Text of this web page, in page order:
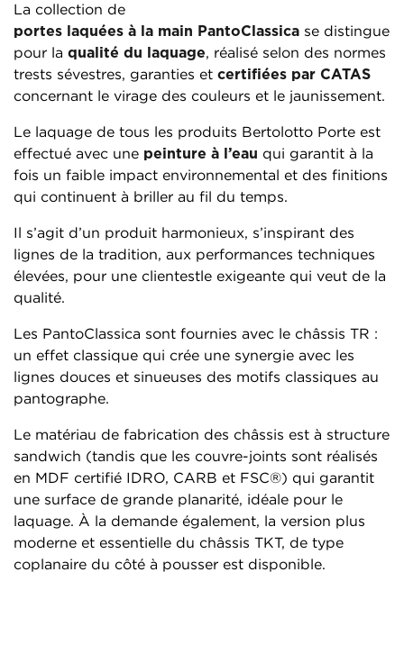
La collection de
portes laquées à la main PantoClassica se distingue
pour la qualité du laquage, réalisé selon des normes
trests sévestres, garanties et certifiées par CATAS
concernant le virage des couleurs et le jaunissement.
Le laquage de tous les produits Bertolotto Porte est
effectué avec une peinture à l’eau qui garantit à la
fois un faible impact environnemental et des finitions
qui continuent à briller au fil du temps.
Il s’agit d’un produit harmonieux, s’inspirant des
lignes de la tradition, aux performances techniques
élevées, pour une clientestle exigeante qui veut de la
qualité.
Les PantoClassica sont fournies avec le châssis TR :
un effet classique qui crée une synergie avec les
lignes douces et sinueuses des motifs classiques au
pantographe.
Le matériau de fabrication des châssis est à structure
sandwich (tandis que les couvre-joints sont réalisés
en MDF certifié IDRO, CARB et FSC®) qui garantit
une surface de grande planarité, idéale pour le
laquage. À la demande également, la version plus
moderne et essentielle du châssis TKT, de type
coplanaire du côté à pousser est disponible.